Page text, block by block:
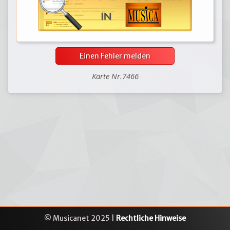
Einen Fehler melden
Karte Nr.7466
© Musicanet 2025 | Rechtliche Hinweise